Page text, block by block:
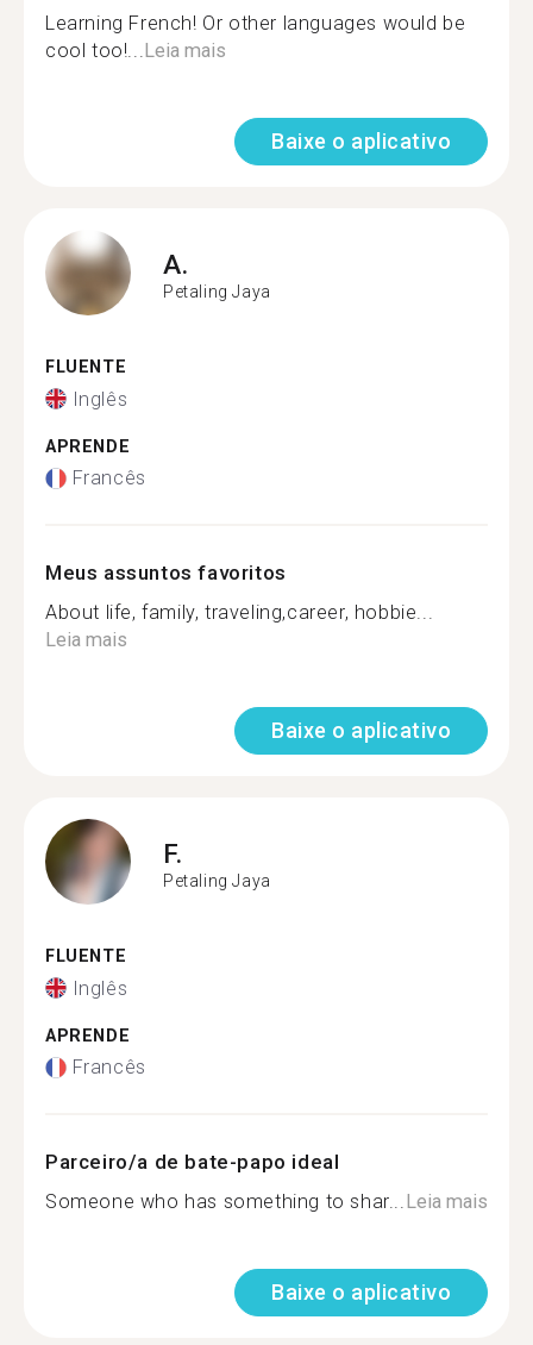
Learning French! Or other languages would be
cool too!...Leia mais
Baixe o aplicativo
A.
Petaling Jaya
FLUENTE
Inglês
APRENDE
Francês
Meus assuntos favoritos
About life, family, traveling,career, hobbie...
Leia mais
Baixe o aplicativo
F.
Petaling Jaya
FLUENTE
Inglês
APRENDE
Francês
Parceiro/a de bate-papo ideal
Someone who has something to shar...Leia mais
Baixe o aplicativo